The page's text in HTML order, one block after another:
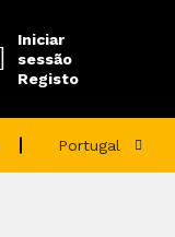
Iniciar
sessão
Registo
Portugal